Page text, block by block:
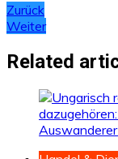
Zurück
Weiter
Related